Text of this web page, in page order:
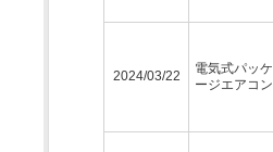
2024/03/22
電気式パッケ
ージエアコン